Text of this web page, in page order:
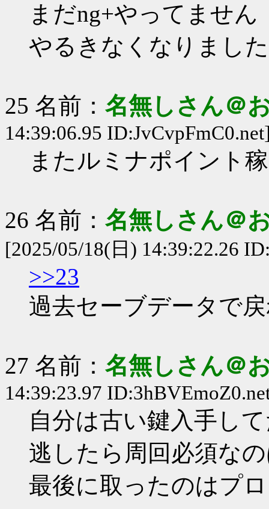
まだng+やってません
やるきなくなりました
25 名前： 名無しさん＠
14:39:06.95
またルミナポイント
26 名前： 名無しさん＠
[2025/05/18(日) 14:39:22.26
>>23
過去セーブデータで
27 名前： 名無しさん＠
14:39:23.97
自分は古い鍵入手し
逃したら周回必須な
最後に取ったのはプ